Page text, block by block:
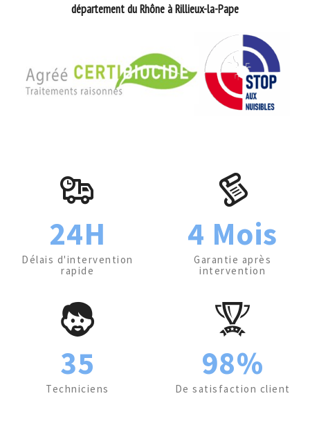
département du Rhône à Rillieux-la-Pape
24H
Délais d'intervention
rapide
4 Mois
Garantie après
intervention
35
Techniciens
98%
De satisfaction client